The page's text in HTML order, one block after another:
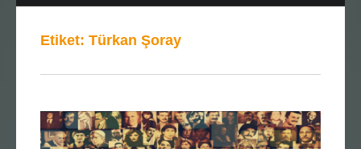
Etiket: Türkan Şoray